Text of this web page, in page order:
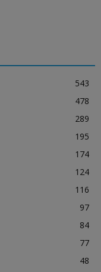
543
478
289
195
174
124
116
97
84
77
48